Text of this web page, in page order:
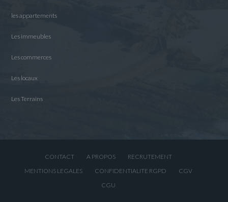
les appartements
Les immeubles
Les commerces
Les locaux
Les Terrains
CONTACT A PROPOS
RECRUTEMENT
MENTIONS LEGALES
CONFIDENTIALITE RGPD
CGV
CGU